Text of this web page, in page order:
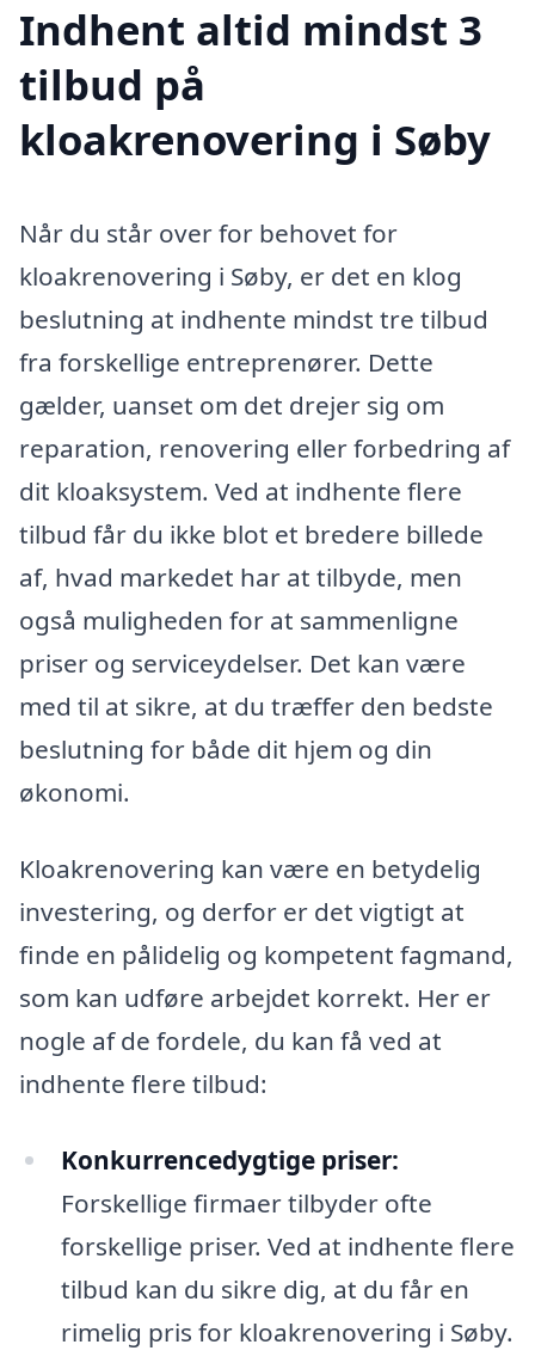
Indhent altid mindst 3
tilbud på
kloakrenovering i Søby
Når du står over for behovet for
kloakrenovering i Søby, er det en klog
beslutning at indhente mindst tre tilbud
fra forskellige entreprenører. Dette
gælder, uanset om det drejer sig om
reparation, renovering eller forbedring af
dit kloaksystem. Ved at indhente flere
tilbud får du ikke blot et bredere billede
af, hvad markedet har at tilbyde, men
også muligheden for at sammenligne
priser og serviceydelser. Det kan være
med til at sikre, at du træffer den bedste
beslutning for både dit hjem og din
økonomi.
Kloakrenovering kan være en betydelig
investering, og derfor er det vigtigt at
finde en pålidelig og kompetent fagmand,
som kan udføre arbejdet korrekt. Her er
nogle af de fordele, du kan få ved at
indhente flere tilbud:
Konkurrencedygtige priser:
Forskellige firmaer tilbyder ofte
forskellige priser. Ved at indhente flere
tilbud kan du sikre dig, at du får en
rimelig pris for kloakrenovering i Søby.